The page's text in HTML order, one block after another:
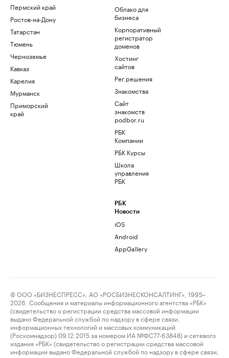
Пермский край
Ростов-на-Дону
Татарстан
Тюмень
Черноземье
Кавказ
Карелия
Мурманск
Приморский
край
Облако для
бизнеса
Корпоративный
регистратор
доменов
Хостинг
сайтов
Рег.решения
Знакомства
Сайт
знакомств
podbor.ru
РБК
Компании
РБК Курсы
Школа
управления
РБК
РБК
Новости
iOS
Android
AppGallery
© ООО «БИЗНЕСПРЕСС», АО «РОСБИЗНЕСКОНСАЛТИНГ», 1995–
2026. Сообщения и материалы информационного агентства «РБК»
(свидетельство о регистрации средства массовой информации
выдано Федеральной службой по надзору в сфере связи,
информационных технологий и массовых коммуникаций
(Роскомнадзор) 09.12.2015 за номером ИА №ФС77-63848) и сетевого
издания «РБК» (свидетельство о регистрации средства массовой
информации выдано Федеральной службой по надзору в сфере связи,